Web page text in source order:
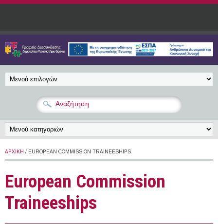
Παράκαμψη προς το κυρίως περιεχόμενο
ΑΡΧΙΚΉ / EUROPEAN COMMISSION TRAINEESHIPS
European Commission
Traineeships